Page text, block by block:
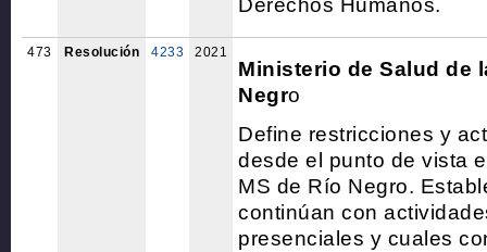
Derechos Humanos.
473 Resolución 4233 2021
Ministerio de Salud de
Negro
Define restricciones y
desde el punto de vista
MS de Río Negro.
continúan con
presenciales y cuales